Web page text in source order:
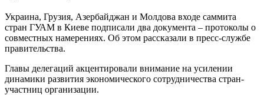
Украина, Грузия, Азербайджан и Молдова входе саммита
стран ГУАМ в Киеве подписали два документа – протоколы о
совместных намерениях. Об этом рассказали в пресс-службе
правительства.
Главы делегаций акцентировали внимание на усилении
динамики развития экономического сотрудничества стран-
участниц организации.